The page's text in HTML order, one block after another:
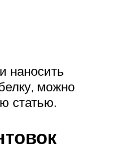
наносить
можно
статью.